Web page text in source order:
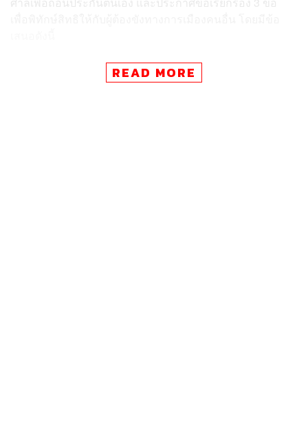
ต้องมีการปฏิรูปกระบวนการยุติธรรม ศาลต้องคํานึงถึง
หลักสิทธิมนุษยชนและเสรีภาพในการแสดงออกเป็น
READ MORE